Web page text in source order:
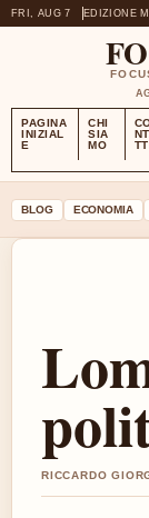
FRI, AUG 7 EDIZIONE
PAGINA
INIZIAL
E
CHI
SIA
MO
BLOG ECONOMIA
RICCARDO